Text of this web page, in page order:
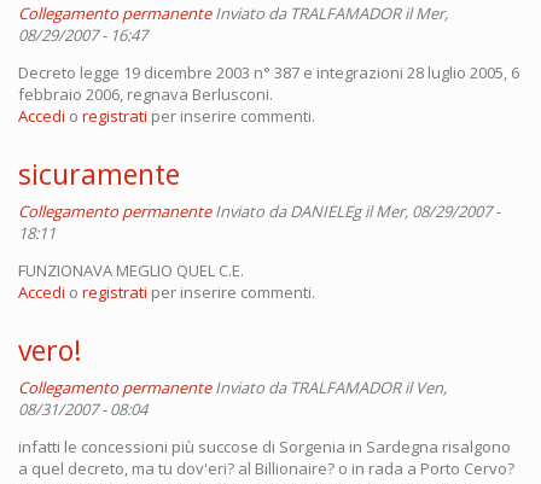
Collegamento permanente Inviato da TRALFAMADORil Mer,
08/29/2007 - 16:47
Decreto legge 19 dicembre 2003 n° 387 e integrazioni 28 luglio 2005, 6
febbraio 2006, regnava Berlusconi.
Accedi o registrati per inserire commenti.
sicuramente
Collegamento permanente Inviato daDANIELEgil Mer, 08/29/2007 -
18:11
FUNZIONAVA MEGLIO QUEL C.E.
Accedi o registrati per inserire commenti.
vero!
Collegamento permanente Inviato da TRALFAMADORil Ven,
08/31/2007 - 08:04
infatti le concessioni più succose di Sorgenia in Sardegna risalgono
a quel decreto, ma tu dov'eri? al Billionaire? o in rada a Porto Cervo?